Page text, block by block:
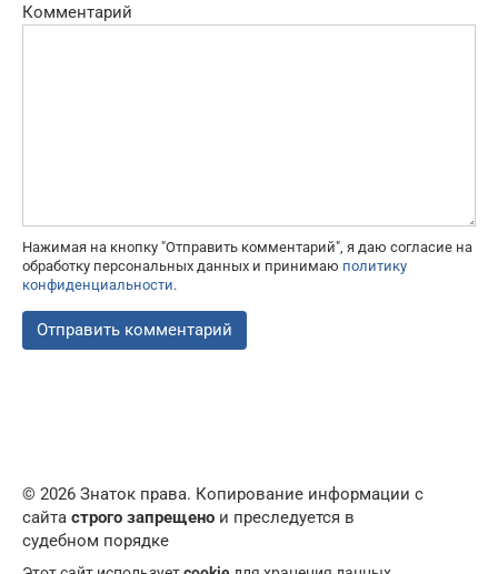
Комментарий
Нажимая на кнопку "Отправить комментарий", я даю согласие на
обработку персональных данных и принимаю политику
конфиденциальности.
© 2026 Знаток права. Копирование информации с
сайта строго запрещено и преследуется в
судебном порядке